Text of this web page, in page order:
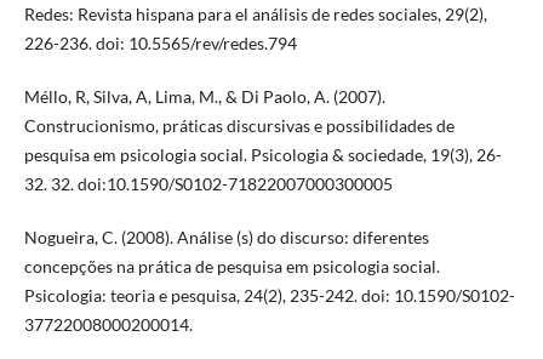
Redes: Revista hispana para el análisis de redes sociales, 29(2),
226-236. doi: 10.5565/rev/redes.794
Méllo, R, Silva, A, Lima, M., & Di Paolo, A. (2007).
Construcionismo, práticas discursivas e possibilidades de
pesquisa em psicologia social. Psicologia & sociedade, 19(3), 26-
32. 32. doi:10.1590/S0102-71822007000300005
Nogueira, C. (2008). Análise (s) do discurso: diferentes
concepções na prática de pesquisa em psicologia social.
Psicologia: teoria e pesquisa, 24(2), 235-242. doi: 10.1590/S0102-
37722008000200014.